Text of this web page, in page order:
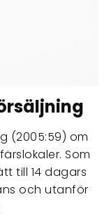
(2005:59) om
Som
till 14 dagars
och utanför